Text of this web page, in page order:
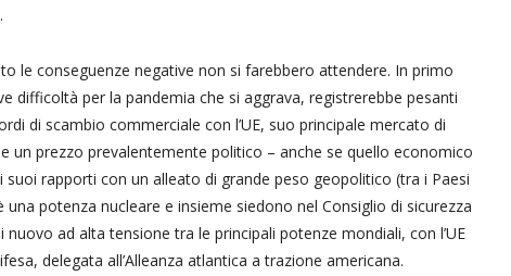
le conseguenze negative non si farebbero attendere. In primo
difficoltà per la pandemia che si aggrava, registrerebbe pesanti
di scambio commerciale con l’UE, suo principale mercato di
un prezzo prevalentemente politico – anche se quello economico
rapporti con un alleato di grande peso geopolitico (tra i Paesi
potenza nucleare e insieme siedono nel Consiglio di sicurezza
nuovo ad alta tensione tra le principali potenze mondiali, con l’UE
delegata all’Alleanza atlantica a trazione americana.